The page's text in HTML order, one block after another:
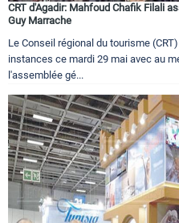
CRT d'Agadir: Mahfoud Chafik Filali
Guy Marrache
Le Conseil régional du tourisme
instances ce mardi 29 mai avec au
l'assemblée gé...